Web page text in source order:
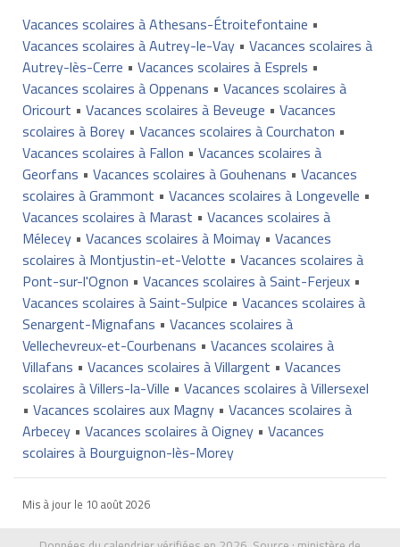
Vacances scolaires à Athesans-Étroitefontaine •
Vacances scolaires à Autrey-le-Vay• Vacances scolaires à
Autrey-lès-Cerre • Vacances scolaires à Esprels •
Vacances scolaires à Oppenans • Vacances scolaires à
Oricourt • Vacances scolaires à Beveuge • Vacances
scolaires à Borey• Vacances scolaires à Courchaton •
Vacances scolaires à Fallon • Vacances scolaires à
Georfans • Vacances scolaires à Gouhenans • Vacances
scolaires à Grammont • Vacances scolaires à Longevelle •
Vacances scolaires à Marast • Vacances scolaires à
Mélecey• Vacances scolaires à Moimay• Vacances
scolaires à Montjustin-et-Velotte • Vacances scolaires à
Pont-sur-l'Ognon • Vacances scolaires à Saint-Ferjeux•
Vacances scolaires à Saint-Sulpice • Vacances scolaires à
Senargent-Mignafans • Vacances scolaires à
Vellechevreux-et-Courbenans • Vacances scolaires à
Villafans • Vacances scolaires à Villargent • Vacances
scolaires à Villers-la-Ville • Vacances scolaires à Villersexel
• Vacances scolaires aux Magny• Vacances scolaires à
Arbecey• Vacances scolaires à Oigney• Vacances
scolaires à Bourguignon-lès-Morey
Mis à jour le 10 août 2026